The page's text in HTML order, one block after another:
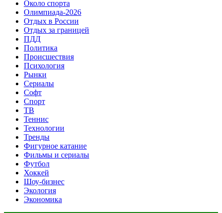
Около спорта
Олимпиада-2026
Отдых в России
Отдых за границей
ПДД
Политика
Происшествия
Психология
Рынки
Сериалы
Софт
Спорт
ТВ
Теннис
Технологии
Тренды
Фигурное катание
Фильмы и сериалы
Футбол
Хоккей
Шоу-бизнес
Экология
Экономика